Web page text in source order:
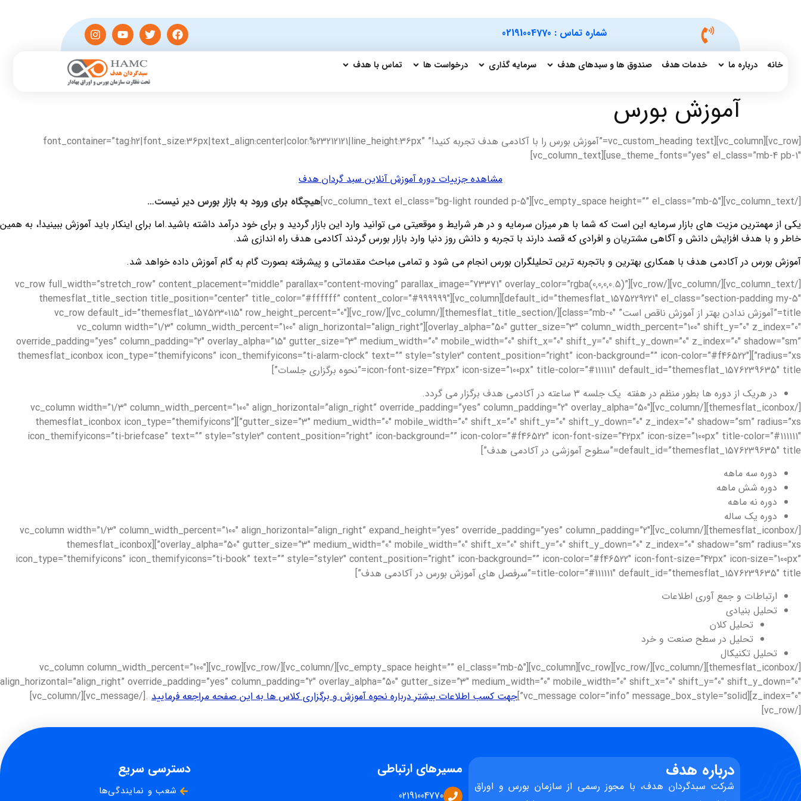
شماره تماس : 02191004770
خانه درباره ما خدمات هدف صندوق ها و سبدهای هدف سرمایه گذاری درخواست ها تماس با هدف
آموزش بورس
[vc_row][vc_column][vc_custom_heading text=”آموزش بورس را با آکادمی هدف تجربه کنید!” font_container=”tag:h2|font_size:36px|text_align:center|color:%23212121|line_height:36px”
use_theme_fonts=”yes” el_class=”mb-4 pb-1″][vc_column_text]
مشاهده جزییات دوره آموزش آنلاین سبد گردان هدف
[/vc_column_text][vc_empty_space height=”” el_class=”mb-5″][vc_column_text el_class=”bg-light rounded p-5″]
هیچگاه برای ورود به بازار بورس دیر نیست…
یکی از مهمترین مزیت های بازار سرمایه این است که شما با هر میزان سرمایه و در هر شرایط و موقعیتی می توانید وارد این بازار گردید و برای خود درآمد داشته باشید.اما برای اینکار باید آموزش ببینید!، به همین
خاطر و با هدف افزایش دانش و آگاهی مشتریان و افرادی که قصد دارند با تجربه و دانش روز دنیا وارد بازار بورس گردند آکادمی هدف راه اندازی شد.
آموزش بورس در آکادمی هدف با همکاری بهترین و باتجربه ترین تحلیلگران بورس انجام می شود و تمامی مباحث مقدماتی و پیشرفته بصورت گام به گام آموزش داده خواهد شد.
[/vc_column_text][/vc_column][/vc_row][vc_row full_width=”stretch_row” content_placement=”middle” parallax=”content-moving” parallax_image=”73371″ overlay_color=”rgba(0,0,0,0.5)”
default_id=”themesflat_1575229221″ el_class=”section-padding my-5″][vc_column][themesflat_title_section title_position=”center” title_color=”#ffffff” content_color=”#999999″
title=”آموزش ندادن بهتر از آموزش ناقص است” class=”mb-0″][/themesflat_title_section][/vc_column][/vc_row][vc_row default_id=”themesflat_1575230115″ row_height_percent=”0″
overlay_alpha=”50″ gutter_size=”3″ column_width_percent=”100″ shift_y=”0″ z_index=”0″][vc_column width=”1/3″ column_width_percent=”100″ align_horizontal=”align_right”
override_padding=”yes” column_padding=”2″ overlay_alpha=”15″ gutter_size=”3″ medium_width=”0″ mobile_width=”0″ shift_x=”0″ shift_y=”0″ shift_y_down=”0″ z_index=”0″ shadow=”sm”
radius=”xs”][themesflat_iconbox icon_type=”themifyicons” icon_themifyicons=”ti-alarm-clock” text=”” style=”style2″ content_position=”right” icon-background=”” icon-color=”#f46522″
icon-font-size=”42px” icon-size=”100px” title-color=”#111111″ default_id=”themesflat_1576239635″ title=”نحوه برگزاری جلسات”]
در هریک از دوره ها بطور منظم در هفته یک جلسه ۳ ساعته در آکادمی هدف برگزار می گردد.
[/themesflat_iconbox][/vc_column][vc_column width=”1/3″ column_width_percent=”100″ align_horizontal=”align_right” override_padding=”yes” column_padding=”2″ overlay_alpha=”50″
gutter_size=”3″ medium_width=”0″ mobile_width=”0″ shift_x=”0″ shift_y=”0″ shift_y_down=”0″ z_index=”0″ shadow=”sm” radius=”xs”][themesflat_iconbox icon_type=”themifyicons”
icon_themifyicons=”ti-briefcase” text=”” style=”style2″ content_position=”right” icon-background=”” icon-color=”#f46522″ icon-font-size=”42px” icon-size=”100px” title-color=”#111111″
default_id=”themesflat_1576239635″ title=”سطوح آموزشی در آکادمی هدف”]
دوره سه ماهه
دوره شش ماهه
دوره نه ماهه
دوره یک ساله
[/themesflat_iconbox][/vc_column][vc_column width=”1/3″ column_width_percent=”100″ align_horizontal=”align_right” expand_height=”yes” override_padding=”yes” column_padding=”2″
overlay_alpha=”50″ gutter_size=”3″ medium_width=”0″ mobile_width=”0″ shift_x=”0″ shift_y=”0″ shift_y_down=”0″ z_index=”0″ shadow=”sm” radius=”xs”][themesflat_iconbox
icon_type=”themifyicons” icon_themifyicons=”ti-book” text=”” style=”style2″ content_position=”right” icon-background=”” icon-color=”#f46522″ icon-font-size=”42px” icon-size=”100px”
title-color=”#111111″ default_id=”themesflat_1576239635″ title=”سرفصل های آموزش بورس در آکادمی هدف”]
ارتباطات و جمع آوری اطلاعات
تحلیل بنیادی
تحلیل کلان
تحلیل در سطح صنعت و خرد
تحلیل تکنیکال
[/themesflat_iconbox][/vc_column][/vc_row][vc_row][vc_column][vc_empty_space height=”” el_class=”mb-5″][/vc_column][/vc_row][vc_row][vc_column column_width_percent=”100″
align_horizontal=”align_right” override_padding=”yes” column_padding=”2″ overlay_alpha=”50″ gutter_size=”3″ medium_width=”0″ mobile_width=”0″ shift_x=”0″ shift_y=”0″ shift_y_down=”0″
z_index=”0″][vc_message color=”info” message_box_style=”solid”]
جهت کسب اطلاعات بیشتر درباره نحوه آموزش و برگزاری کلاس ها به این صفحه مراجعه فرمایید
.[/vc_message][/vc_column]
[/vc_row]
درباره هدف
شرکت سبدگردان هدف، با مجوز رسمی از سازمان بورس و اوراق
مسیرهای ارتباطی
02191004770
دسترسی سریع
شعب و نمایندگی‌ها